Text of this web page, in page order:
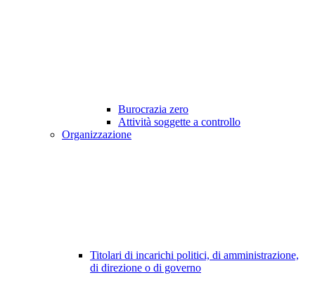
Burocrazia zero
Attività soggette a controllo
Organizzazione
Titolari di incarichi politici, di amministrazione,
di direzione o di governo